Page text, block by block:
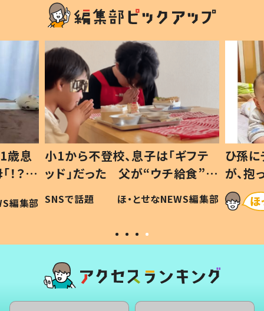
歳息
？」
編集部
小1から不登校、息子は「ギフテ
ッド」だった 父が“ウチ給食”を
作り続ける理由とは #令和の親
#令和の子
SNSで話題 ほ・とせなNEWS編集部
ひ孫
が、
「涙が
い」